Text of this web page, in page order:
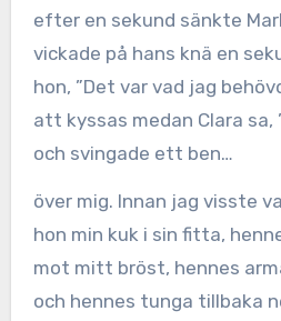
efter en sekund sänkte
vickade på hans knä en
hon, ”Det var vad jag
att kyssas medan Clara sa,
och svingade ett ben…
över mig. Innan jag visste
hon min kuk i sin fitta,
mot mitt bröst, hennes
och hennes tunga tillbaka